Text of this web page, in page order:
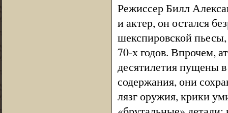
Режиссер Билл
и актер, он остался
шекспировской
70-х годов. Впрочем,
десятилетия пущены
содержания, они
лязг оружия, крики